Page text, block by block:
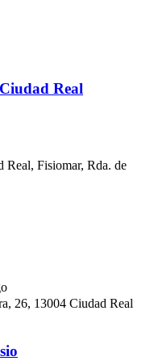
Real
Real, Fisiomar, Rda. de
26, 13004 Ciudad Real